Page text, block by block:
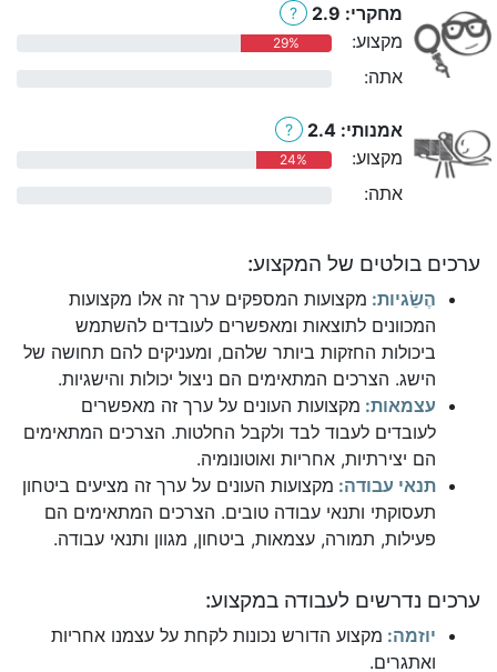
מחקרי: 2.9 ?
מקצוע: 29%
אתה:
אמנותי: 2.4 ?
מקצוע: 24%
אתה:
ערכים בולטים של המקצוע:
הֶשֵׂגיות: מקצועות המספקים ערך זה אלו מקצועות
המכוונים לתוצאות ומאפשרים לעובדים להשתמש
ביכולות החזקות ביותר שלהם, ומעניקים להם תחושה של
הישג. הצרכים המתאימים הם ניצול יכולות והישגיות.
עצמאות: מקצועות העונים על ערך זה מאפשרים
לעובדים לעבוד לבד ולקבל החלטות. הצרכים המתאימים
הם יצירתיות, אחריות ואוטונומיה.
תנאי עבודה: מקצועות העונים על ערך זה מציעים ביטחון
תעסוקתי ותנאי עבודה טובים. הצרכים המתאימים הם
פעילות, תמורה, עצמאות, ביטחון, מגוון ותנאי עבודה.
ערכים נדרשים לעבודה במקצוע:
יוזמה: מקצוע הדורש נכונות לקחת על עצמנו אחריות
ואתגרים.